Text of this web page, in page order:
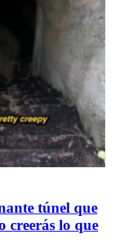
túnel que
creerás lo que